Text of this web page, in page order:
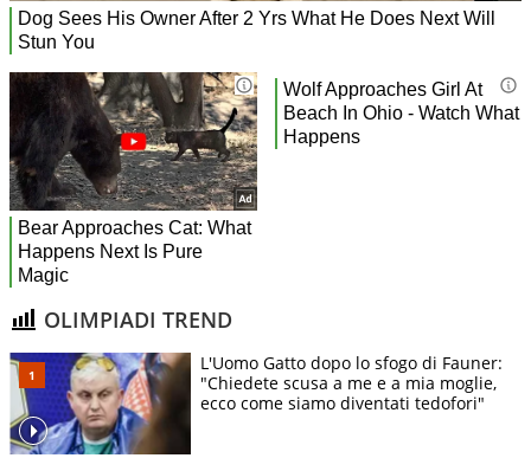
OLIMPIADI TREND
L'Uomo Gatto dopo lo sfogo di Fauner:
"Chiedete scusa a me e a mia moglie,
ecco come siamo diventati tedofori"